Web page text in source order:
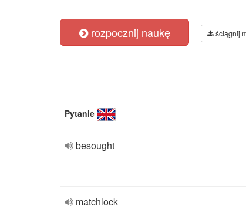
rozpocznij naukę ściągnij
Pytanie
besought
matchlock